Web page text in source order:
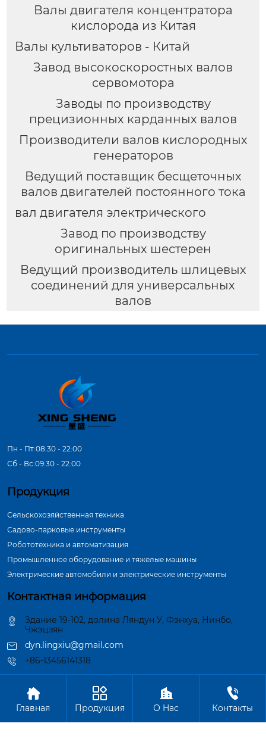
Валы двигателя концентратора
кислорода из Китая
Валы культиваторов - Китай
Завод высокоскоростных валов
сервомотора
Заводы по производству
прецизионных карданных валов
Производители валов кислородных
генераторов
Ведущий поставщик бесщеточных
валов двигателей постоянного тока
вал двигателя электрического
Завод по производству
оригинальных шестерен
Ведущий производитель шлицевых
соединений для универсальных
валов
Пн - Пт:08:30 - 22:00
Сб - Вс:09:30 - 22:00
Продукция
Сельскохозяйственная техника
Садово-парковые инструменты
Робототехника и автоматизация
Промышленное оборудование и тяжёлые машины
Электрические автомобили и электрические инструменты
Контактная информация
Здание 19-102, долина Ляндун У, Фэнхуа, Нинбо,
Чжэцзян
dyn.lingxiu@gmail.com
+86-13456141318
Авторское право©ООО Нинбо Синшэн Шафт Индастри

Главная

Продукция

О Hас

Контакты